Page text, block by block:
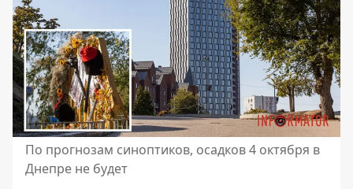
По прогнозам синоптиков, осадков 4 октября в
Днепре не будет